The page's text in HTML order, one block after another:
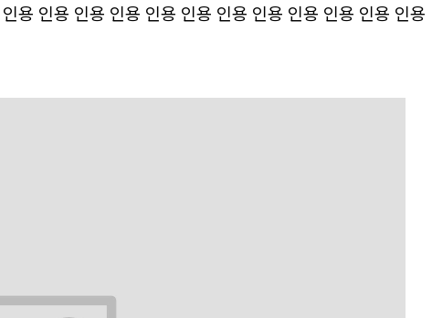
용 인용 인용 인용 인용 인용 인용 인용 인용 인용 인용 인용